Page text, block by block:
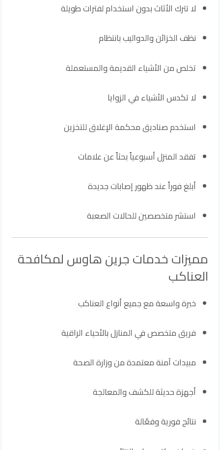
لا تترك الأثاث بدون استخدام لفترات طويلة
نظف الخزائن والدواليب بانتظام
تخلص من الأشياء القديمة والمستعملة
لا تكدس الأشياء في الزوايا
استخدم صناديق محكمة الإغلاق للتخزين
تفقد المنزل أسبوعياً بحثاً عن علامات
أبلغ فوراً عند ظهور إصابات جديدة
استشر متخصصين للحالات الصعبة
مميزات خدمات جرين هاوس لمكافحة
العناكب
خبرة واسعة مع جميع أنواع العناكب
فريق متخصص في المنازل بالأحياء الراقية
مبيدات آمنة معتمدة من وزارة الصحة
أجهزة حديثة للكشف والمعالجة
نتائج فورية وفعّالة